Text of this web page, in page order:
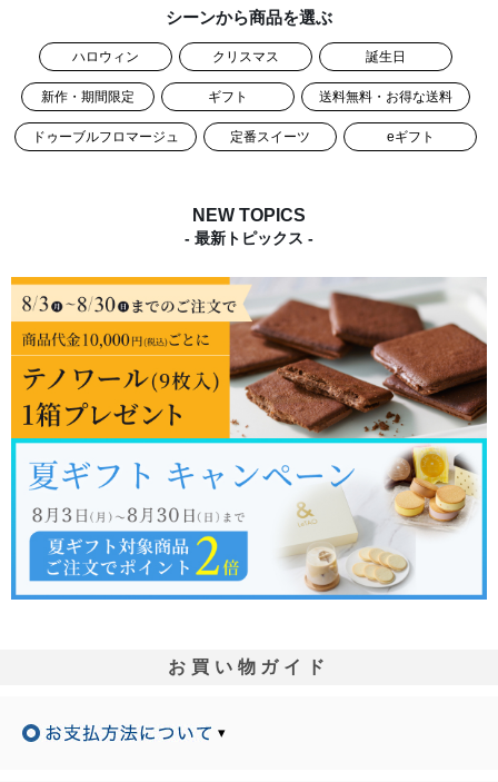
シーンから商品を選ぶ
ハロウィン クリスマス 誕生日
新作・期間限定 ギフト 送料無料・お得な送料
ドゥーブルフロマージュ 定番スイーツ eギフト
NEW TOPICS
- 最新トピックス -
お買い物ガイド
▾